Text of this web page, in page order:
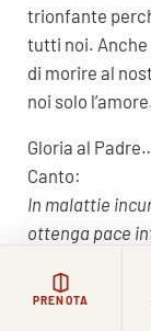
trionfante
tutti noi.
di morire al
noi solo l’amore.
Gloria al
Canto:
In malattie
ottenga pace
11 sosta: Il
PRENOTA